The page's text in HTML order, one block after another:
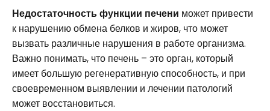
Недостаточность функции печени может привести
к нарушению обмена белков и жиров, что может
вызвать различные нарушения в работе организма.
Важно понимать, что печень – это орган, который
имеет большую регенеративную способность, и при
своевременном выявлении и лечении патологий
может восстановиться.